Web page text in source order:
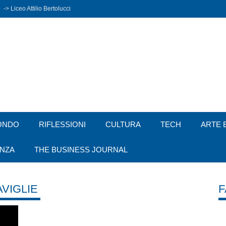
-> Liceo Attilio Bertolucci
RIFLESSIONI CULTURA TECH ARTE
THE BUSINESS JOURNAL